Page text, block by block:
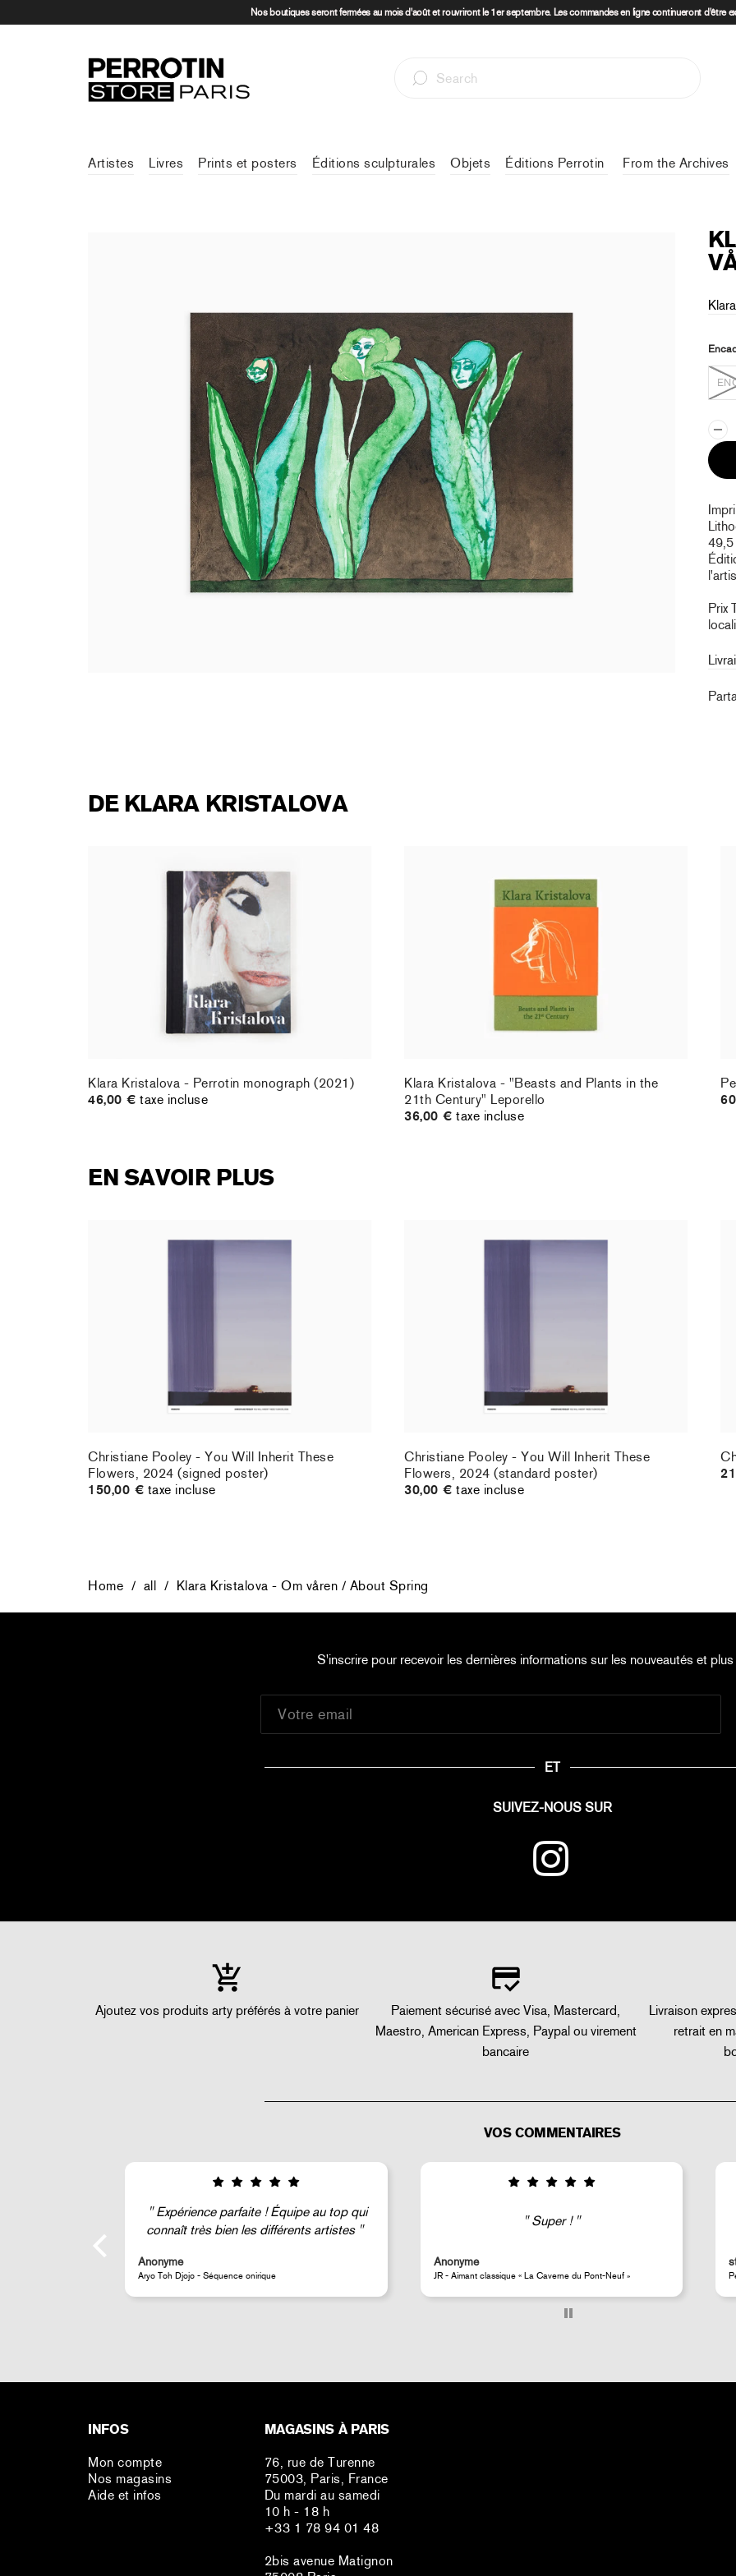
Nos boutiques seront fermées au mois d'août et rouvriront le 1er septembre. Les commandes en ligne continueront d'être
Artistes Livres Prints et posters Éditions sculpturales Objets Éditions Perrotin From the Archives
49,5
Prix
DE KLARA KRISTALOVA
Klara Kristalova - Perrotin monograph (2021)
taxe incluse
Klara Kristalova - Perrotin monograph (2021)
46,00 € taxe incluse
21th Century" Leporello
taxe incluse
Klara Kristalova - "Beasts and Plants in the
21th Century" Leporello
36,00 € taxe incluse
EN SAVOIR PLUS
Christiane Pooley - You Will Inherit These
Christiane Pooley - You Will Inherit These
Flowers, 2024 (signed poster)
150,00 € taxe incluse
Christiane Pooley - You Will Inherit These
Christiane Pooley - You Will Inherit These
Flowers, 2024 (standard poster)
30,00 € taxe incluse
Home / all / Klara Kristalova - Om våren / About Spring
S'inscrire pour recevoir les dernières informations sur les nouveautés et
ET
SUIVEZ-NOUS SUR
Ajoutez vos produits arty préférés à votre panier
Paiement sécurisé avec Visa, Mastercard,
Maestro, American Express, Paypal ou virement
bancaire
Livraison
retrait en
VOS COMMENTAIRES
Super !
Anonyme
JR - Aimant classique « La Caverne du Pont-Neuf »
Good selection of fairly rare products;
very fast shipping (within 24 hours) and
steeven d.
Perrotin Store Paris
INFOS
Mon compte
Nos magasins
Aide et infos
MAGASINS À PARIS
76, rue de Turenne
75003, Paris, France
Du mardi au samedi
10 h - 18 h
+33 1 78 94 01 48
2bis avenue Matignon